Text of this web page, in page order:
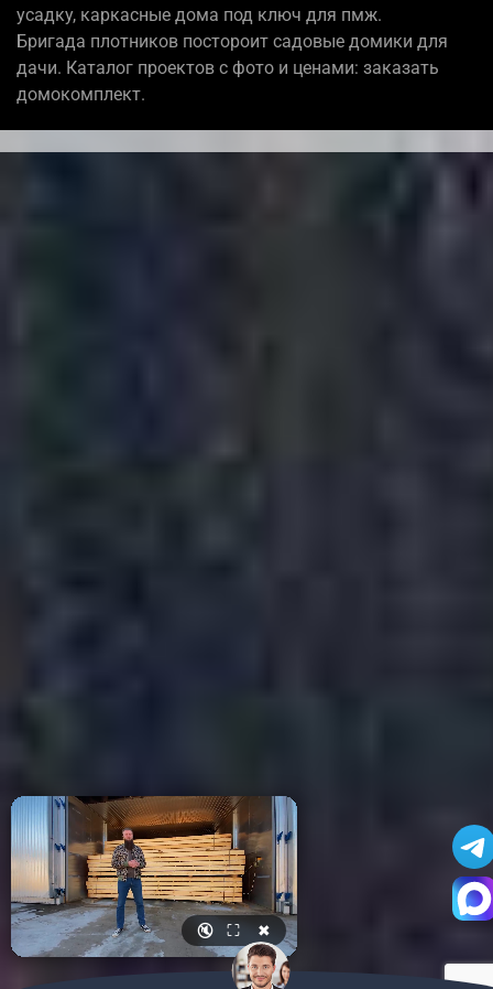
усадку, каркасные дома под ключ для пмж.
Бригада плотников постороит садовые домики для
дачи. Каталог проектов с фото и ценами: заказать
домокомплект.
🔇 ⛶ ✖